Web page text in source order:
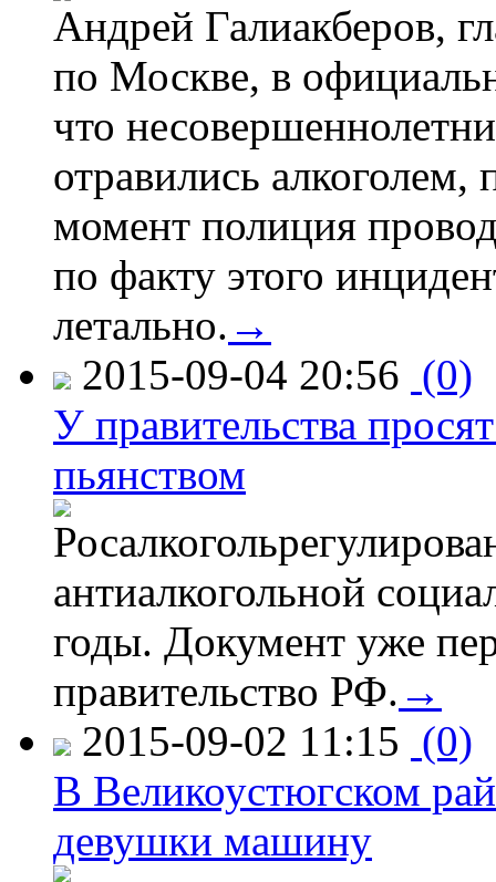
Андрей Галиакберов,
по Москве, в
что
отравились
момент полиция
по факту этого
летально. →
2015-09-04 20:56 (0)
У правительства
пьянством
антиалкогольной
годы. Документ уже
правительство РФ. →
2015-09-02 11:15 (0)
В Великоустюгском
девушки машину